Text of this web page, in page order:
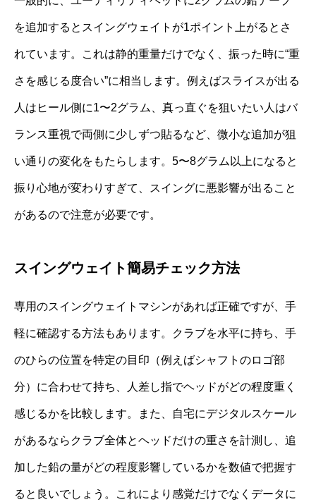
を追加するとスイングウェイトが1ポイント上がるとさ
れています。これは静的重量だけでなく、振った時に“重
さを感じる度合い”に相当します。例えばスライスが出る
人はヒール側に1〜2グラム、真っ直ぐを狙いたい人はバ
ランス重視で両側に少しずつ貼るなど、微小な追加が狙
い通りの変化をもたらします。5〜8グラム以上になると
振り心地が変わりすぎて、スイングに悪影響が出ること
があるので注意が必要です。
スイングウェイト簡易チェック方法
専用のスイングウェイトマシンがあれば正確ですが、手
軽に確認する方法もあります。クラブを水平に持ち、手
のひらの位置を特定の目印（例えばシャフトのロゴ部
分）に合わせて持ち、人差し指でヘッドがどの程度重く
感じるかを比較します。また、自宅にデジタルスケール
があるならクラブ全体とヘッドだけの重さを計測し、追
加した鉛の量がどの程度影響しているかを数値で把握す
ると良いでしょう。これにより感覚だけでなくデータに